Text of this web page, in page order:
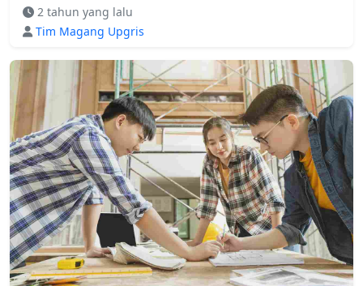
2 tahun yang lalu
Tim Magang Upgris